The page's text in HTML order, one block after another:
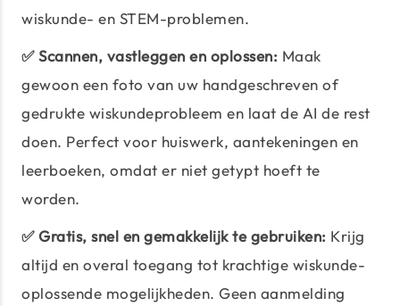
wiskunde- en STEM-problemen.
✅ Scannen, vastleggen en oplossen: Maak
gewoon een foto van uw handgeschreven of
gedrukte wiskundeprobleem en laat de AI de rest
doen. Perfect voor huiswerk, aantekeningen en
leerboeken, omdat er niet getypt hoeft te
worden.
✅ Gratis, snel en gemakkelijk te gebruiken: Krijg
altijd en overal toegang tot krachtige wiskunde-
oplossende mogelijkheden. Geen aanmelding